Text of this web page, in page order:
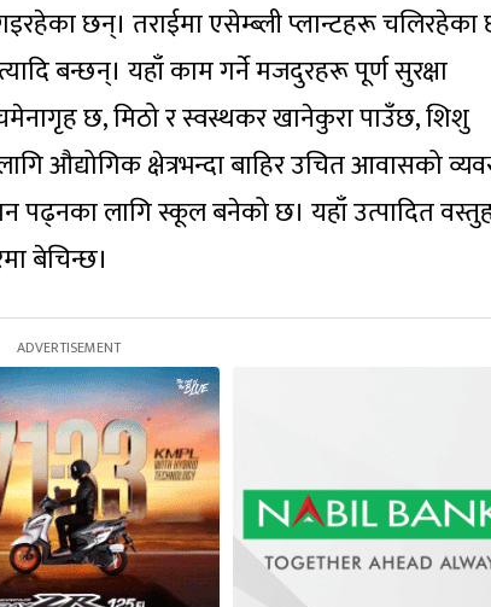
छन्। तराईमा एसेम्ब्ली प्लान्टहरू
बन्छन्। यहाँ काम गर्ने मजदुरहरू पूर्ण सुरक्षा
छ, मिठो र स्वस्थकर खानेकुरा पाउँछ, शिशु
औद्योगिक क्षेत्रभन्दा बाहिर उचित आवासको
पढ्नका लागि स्कूल बनेको छ। यहाँ उत्पादित
बेचिन्छ।